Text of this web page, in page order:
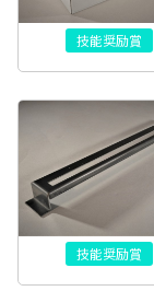
技能奨励賞
技能奨励賞